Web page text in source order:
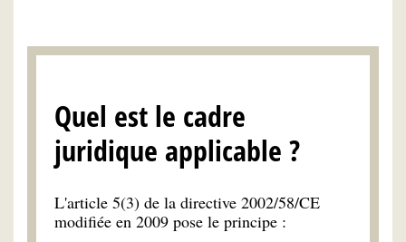
Quel est le cadre
juridique applicable ?
L'article 5(3) de la directive 2002/58/CE
modifiée en 2009 pose le principe :